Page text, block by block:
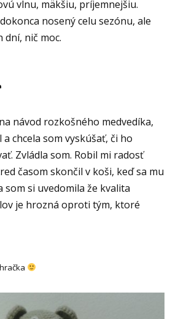
vlnu, mäkšiu, príjemnejšiu.
nosený celu sezónu, ale
dní, nič moc.
návod rozkošného medvedíka,
chcela som vyskúšať, či ho
Zvládla som. Robil mi radosť
časom skončil v koši, keď sa mu
som si uvedomila že kvalita
je hrozná oproti tým, ktoré